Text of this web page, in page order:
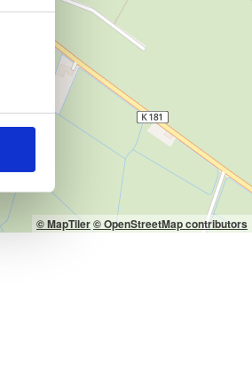
© MapTiler© OpenStreetMap contributors